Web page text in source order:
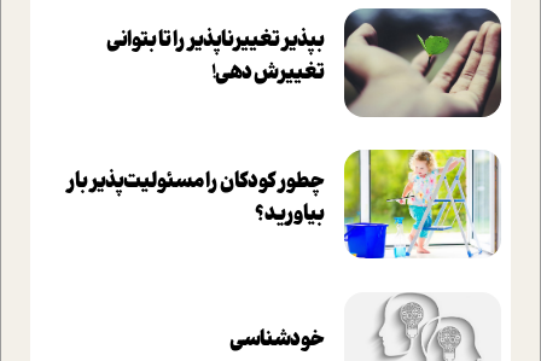
بپذير تغييرناپذير را تا بتواني
تغييرش دهي!‏
چطور کودکان را مسئولیت‌پذیر بار
بیاورید؟
خودشناسی